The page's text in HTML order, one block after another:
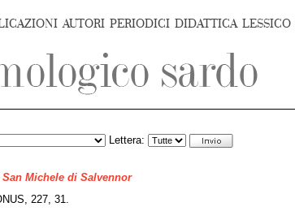
AUTORI PERIODICI DIDATTICA LESSICO
Lettera:
Michele di Salvennor
227, 31.